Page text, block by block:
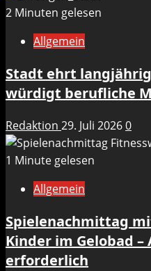
2 Minuten gelesen
Allgemein
Stadt ehrt
würdigt berufliche
Redaktion 29. Juli 20260
1 Minute gelesen
Allgemein
Spielenachmittag
Kinder im Gelobad –
erforderlich